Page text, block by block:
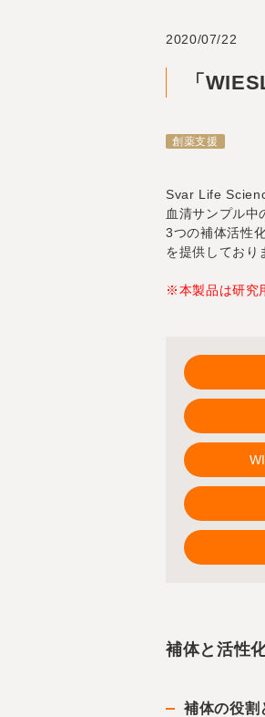
2020/07/22
「
創薬支援
Svar Life
血清サンプル中
3つの補体活性
を提供してお
※本製品は研究
補体と活性
補体の役割